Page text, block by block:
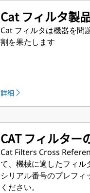
Cat フィルタ製
Cat フィルタは機器を問
割を果たします
詳細
CAT フィルター
Cat Filters Cross
て、機械に適したフィル
シリアル番号のプレフ
ください。